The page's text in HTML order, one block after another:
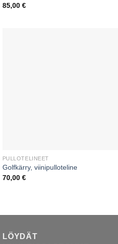
85,00 €
PULLOTELINEET
Golfkärry, viinipulloteline
70,00 €
LÖYDÄT